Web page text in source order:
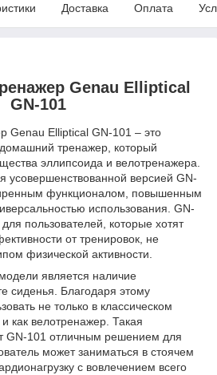
Доставка Оплата
Genau Elliptical
GN-101
Genau Elliptical GN-101 – это
тренажер, который
эллипсоида и велотренажера.
усовершенствованной версией GN-
функционалом, повышенным
использования. GN-
пользователей, которые хотят
от тренировок, не
физической активности.
является наличие
сиденья. Благодаря этому
не только в классическом
как велотренажер. Такая
GN-101 отличным решением для
может заниматься в стоячем
с вовлечением всего